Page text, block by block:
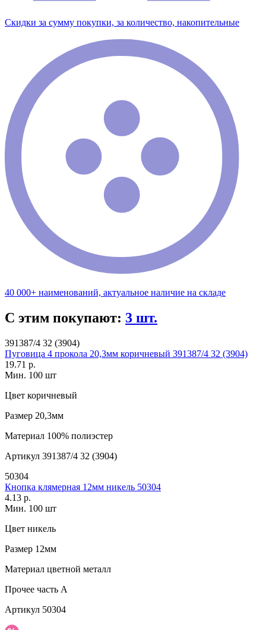
Скидки за сумму покупки, за количество, накопительные
40 000+ наименований, актуальное наличие на складе
С этим покупают: 3 шт.
391387/4 32 (3904)
Пуговица 4 прокола 20,3мм коричневый 391387/4 32 (3904)
19.71 р.
Мин. 100 шт
Цвет коричневый
Размер 20,3мм
Материал 100% полиэстер
Артикул 391387/4 32 (3904)
50304
Кнопка клямерная 12мм никель 50304
4.13 р.
Мин. 100 шт
Цвет никель
Размер 12мм
Материал цветной металл
Прочее часть A
Артикул 50304